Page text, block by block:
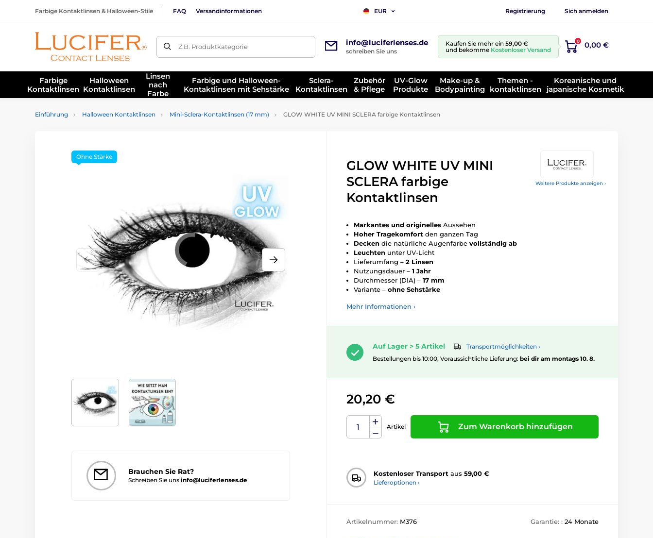
Farbige Kontaktlinsen & Halloween-Stile FAQ Versandinformationen EUR Registrierung Sich anmelden
Z.B. Produktkategorie info@luciferlenses.de
schreiben Sie uns
Kaufen Sie mehr ein 59,00 €
und bekomme Kostenloser Versand
0 0,00 €
Farbige
Kontaktlinsen
Halloween
Kontaktlinsen
Linsen
nach
Farbe
Farbige und Halloween-
Kontaktlinsen mit Sehstärke
Sclera-
Kontaktlinsen
Zubehör
& Pflege
UV-Glow
Produkte
Make-up &
Bodypainting
Themen -
kontaktlinsen
Koreanische und
japanische Kosmetik
Einführung Halloween Kontaktlinsen Mini-Sclera-Kontaktlinsen (17 mm) GLOW WHITE UV MINI SCLERA farbige Kontaktlinsen
Weitere Produkte anzeigen ›
Brauchen Sie Rat?
Schreiben Sie uns info@luciferlenses.de
Ohne Stärke
GLOW WHITE UV MINI
SCLERA farbige
Kontaktlinsen
Markantes und originelles Aussehen
Hoher Tragekomfort den ganzen Tag
Decken die natürliche Augenfarbe vollständig ab
Leuchten unter UV-Licht
Lieferumfang – 2 Linsen
Nutzungsdauer – 1 Jahr
Durchmesser (DIA) – 17 mm
Variante – ohne Sehstärke
Mehr Informationen ›
Auf Lager > 5 Artikel
Transportmöglichkeiten ›
Bestellungen bis 10:00, Voraussichtliche Lieferung: bei dir am montags 10. 8.
20,20 €
Artikel Zum Warenkorb hinzufügen
Kostenloser Transport aus 59,00 €
Lieferoptionen ›
Artikelnummer: M376 Garantie: : 24 Monate